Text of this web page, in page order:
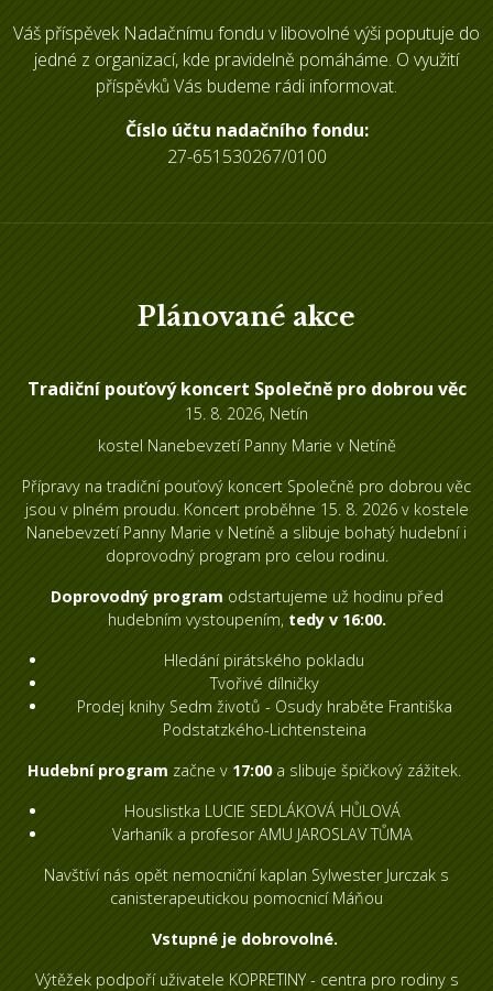
Váš příspěvek Nadačnímu fondu v libovolné výši poputuje do
jedné z organizací, kde pravidelně pomáháme. O využití
příspěvků Vás budeme rádi informovat.
Číslo účtu nadačního fondu:
27-651530267/0100
Plánované akce
Tradiční pouťový koncert Společně pro dobrou věc
15. 8. 2026, Netín
kostel Nanebevzetí Panny Marie v Netíně
Přípravy na tradiční pouťový koncert Společně pro dobrou věc
jsou v plném proudu. Koncert proběhne 15. 8. 2026 v kostele
Nanebevzetí Panny Marie v Netíně a slibuje bohatý hudební i
doprovodný program pro celou rodinu.
Doprovodný program odstartujeme už hodinu před
hudebním vystoupením, tedy v 16:00.
Hledání pirátského pokladu
Tvořivé dílničky
Prodej knihy Sedm životů - Osudy hraběte Františka
Podstatzkého-Lichtensteina
Hudební program začne v 17:00a slibuje špičkový zážitek.
Houslistka LUCIE SEDLÁKOVÁ HŮLOVÁ
Varhaník a profesor AMU JAROSLAV TŮMA
Navštíví nás opět nemocniční kaplan Sylwester Jurczak s
canisterapeutickou pomocnicí Máňou
Vstupné je dobrovolné.
Výtěžek podpoří uživatele KOPRETINY - centra pro rodiny s